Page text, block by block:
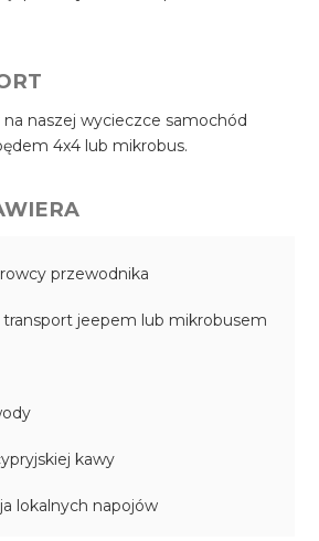
naszej wycieczce samochód
4x4 lub mikrobus.
przewodnika
jeepem lub mikrobusem
kawy
lokalnych napojów